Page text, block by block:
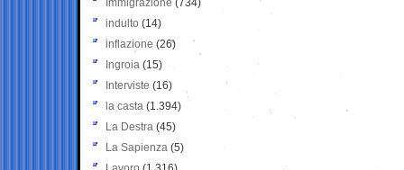
Immigrazione (734)
indulto (14)
inflazione (26)
Ingroia (15)
Interviste (16)
la casta (1.394)
La Destra (45)
La Sapienza (5)